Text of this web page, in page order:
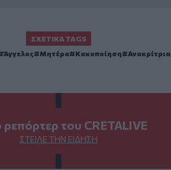
ΣΧΕΤΙΚΆ TAGS
Άγγελος Μητέρα Κακοποίηση Ανακρίτρια
ρεπόρτερ του CRETALIVE
ΣΤΕΊΛΕ ΤΗΝ ΕΊΔΗΣΗ